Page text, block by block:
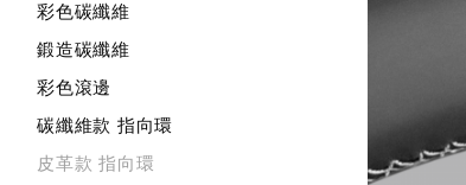
彩色碳纖維
鍛造碳纖維
彩色滾邊
碳纖維款 指向環
皮革款 指向環